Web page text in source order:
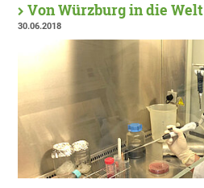
Von Würzburg in die Welt
30.06.2018